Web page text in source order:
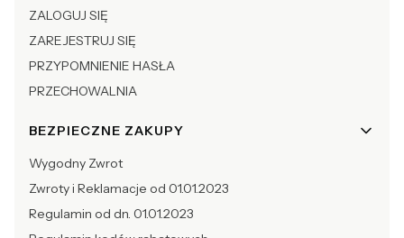
ZALOGUJ SIĘ
ZAREJESTRUJ SIĘ
PRZYPOMNIENIE HASŁA
PRZECHOWALNIA
BEZPIECZNE ZAKUPY
Wygodny Zwrot
Zwroty i Reklamacje od 01.01.2023
Regulamin od dn. 01.01.2023